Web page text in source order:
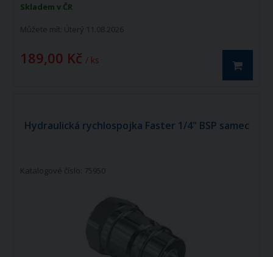
Skladem v ČR
Můžete mít: Úterý 11.08.2026
189,00 Kč / ks
Hydraulická rychlospojka Faster 1/4" BSP samec
Katalogové číslo: 75950